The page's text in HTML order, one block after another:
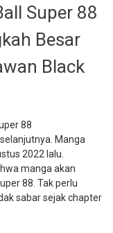
Super 88
Besar
Black
88
Manga
2022 lalu.
manga akan
88. Tak perlu
sabar sejak chapter